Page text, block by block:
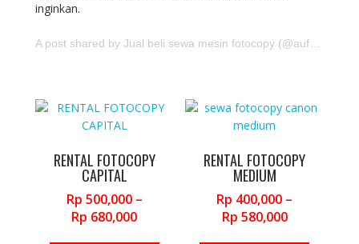
inginkan.
A post shared by Jual beli sewa mesin fotocopy (@aufajaya.id)
RENTAL FOTOCOPY
CAPITAL
Rp 500,000 –
Rp 680,000Price
This
RENTAL FOTOCOPY
MEDIUM
Rp 400,000 –
Rp 580,000Price
This